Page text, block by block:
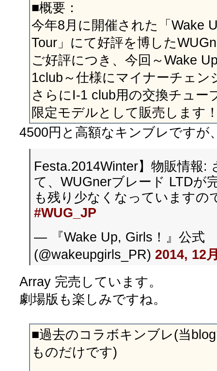
■概要：
今年8月に開催された「Wake
Tour」にて好評を博した
ご好評につき、今回～Wake
1club～仕様にマイナーチェン
さらにI-1 club用の交換チュー
限定モデルとして販売します
4500円と高額なキンブレですが
Festa.2014Winter】物販情報:
て、WUGnerブレード LTDが
も残り少なくなっていますの
#WUG_JP
— 『Wake Up, Girls！』公式
(@wakeupgirls_PR) 2014, 12
Array 完売しています。
劇場版も楽しみですね。
■過去のコラボキンブレ(当
ものだけです)